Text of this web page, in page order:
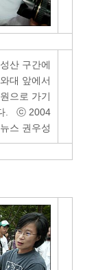
산 구간에
대 앞에서
으로 가기
다. ⓒ 2004
스 권우성